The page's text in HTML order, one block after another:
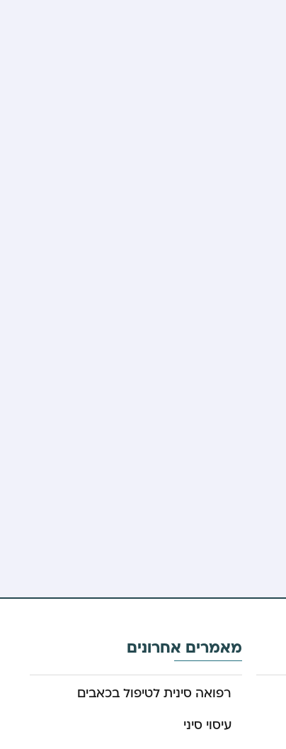
מאמרים אחרונים
רפואה סינית לטיפול בכאבים
עיסוי סיני